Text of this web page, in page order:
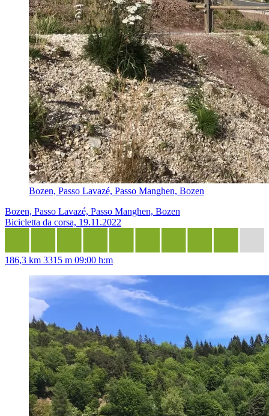
Bozen, Passo Lavazé, Passo Manghen, Bozen
Bozen, Passo Lavazé, Passo Manghen, Bozen
Bicicletta da corsa, 19.11.2022
186,3 km 3315 m 09:00 h:m